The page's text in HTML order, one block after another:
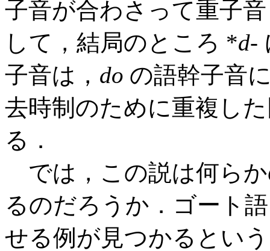
子音が合わさって重子
して，結局のところ *d-
子音は， do の語幹子音
去時制のために重複し
る．
では，この説は何ら
るのだろうか．ゴート
せる例が見つかるとい